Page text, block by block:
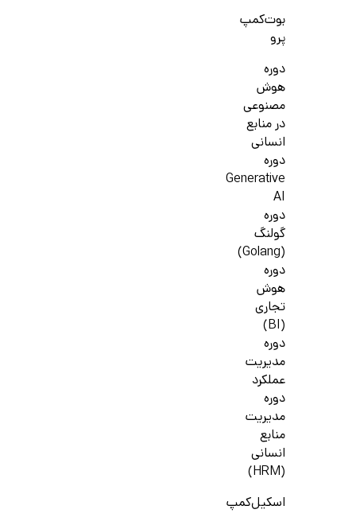
بوت‌کمپ
پرو
دوره
هوش
مصنوعی
در منابع
انسانی
دوره
Generative
AI
دوره
گولنگ
(Golang)
دوره
هوش
تجاری
(BI)
دوره
مدیریت
عملکرد
دوره
مدیریت
منابع
انسانی
(HRM)
اسکیل‌کمپ